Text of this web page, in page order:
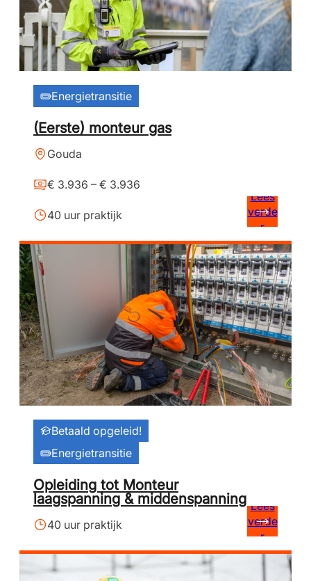
Energietransitie
(Eerste) monteur gas
Gouda
€ 3.936 – € 3.936
40 uur praktijk
Lees
verde
r
Betaald opgeleid!
Energietransitie
Opleiding tot Monteur
laagspanning & middenspanning
40 uur praktijk
Lees
verde
r